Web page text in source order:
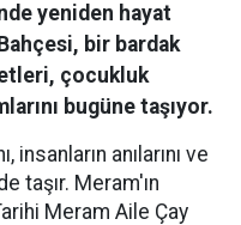
yeniden hayat
bir bardak
çocukluk
bugüne taşıyor.
insanların anılarını ve
taşır. Meram'ın
Meram Aile Çay